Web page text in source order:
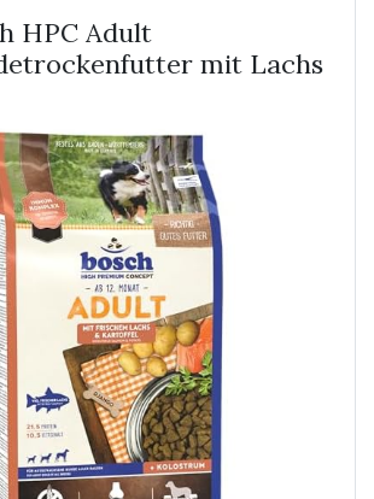
HPC Adult
mit Lachs